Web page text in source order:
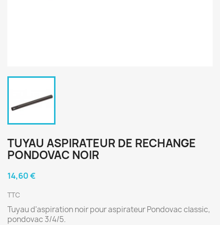
TUYAU ASPIRATEUR DE RECHANGE
PONDOVAC NOIR
14,60 €
TTC
Tuyau d'aspiration noir pour aspirateur Pondovac classic,
pondovac 3/4/5.